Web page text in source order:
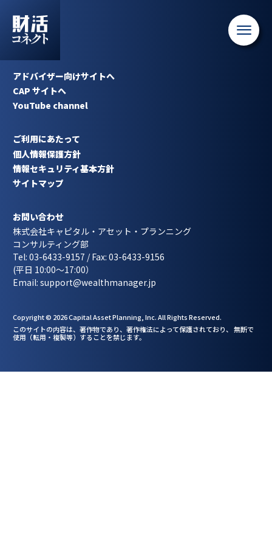
アドバイザー向けサイトへ
CAP サイトへ
YouTube channel
ご利用にあたって
個人情報保護方針
情報セキュリティ基本方針
サイトマップ
お問い合わせ
株式会社キャピタル・アセット・プランニング
コンサルティング部
Tel: 03-6433-9157 / Fax: 03-6433-9156
(平日 10:00〜17:00）
Email: support@wealthmanager.jp
Copyright © 2026 Capital Asset Planning, Inc. All Rights Reserved.
このサイトの内容は、著作物であり、著作権法によって保護されており、 無断で
使用（転用・複製等） することを禁じます。